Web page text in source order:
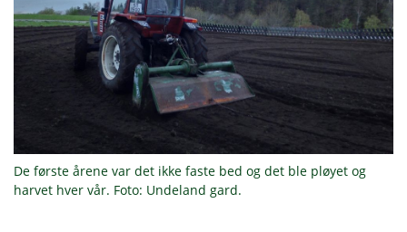
De første årene var det ikke faste bed og det ble pløyet og
harvet hver vår. Foto: Undeland gard.